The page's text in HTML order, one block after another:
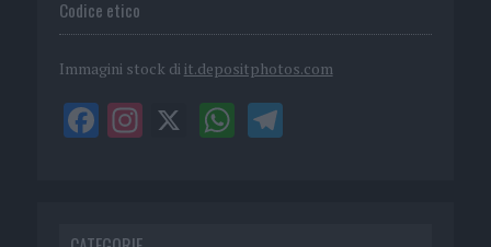
Codice etico
Immagini stock di it.depositphotos.com